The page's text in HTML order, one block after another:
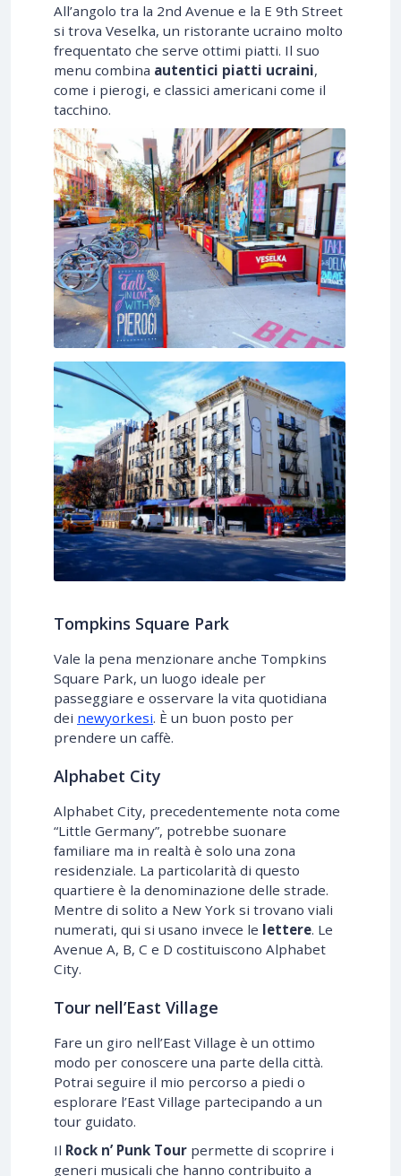
All’angolo tra la 2nd Avenue e la E 9th Street
si trova Veselka, un ristorante ucraino molto
frequentato che serve ottimi piatti. Il suo
menu combina autentici piatti ucraini,
come i pierogi, e classici americani come il
tacchino.
Tompkins Square Park
Vale la pena menzionare anche Tompkins
Square Park, un luogo ideale per
passeggiare e osservare la vita quotidiana
dei newyorkesi. È un buon posto per
prendere un caffè.
Alphabet City
Alphabet City, precedentemente nota come
“Little Germany”, potrebbe suonare
familiare ma in realtà è solo una zona
residenziale. La particolarità di questo
quartiere è la denominazione delle strade.
Mentre di solito a New York si trovano viali
numerati, qui si usano invece le lettere. Le
Avenue A, B, C e D costituiscono Alphabet
City.
Tour nell’East Village
Fare un giro nell’East Village è un ottimo
modo per conoscere una parte della città.
Potrai seguire il mio percorso a piedi o
esplorare l’East Village partecipando a un
tour guidato.
Il Rock n’ Punk Tour permette di scoprire i
generi musicali che hanno contribuito a